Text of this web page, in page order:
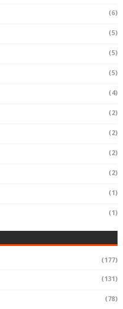
(6)
(5)
(5)
(5)
(4)
(2)
(2)
(2)
(2)
(1)
(1)
(177)
(131)
(78)